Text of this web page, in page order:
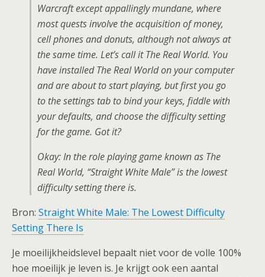
Warcraft except appallingly mundane, where
most quests involve the acquisition of money,
cell phones and donuts, although not always at
the same time. Let’s call it The Real World. You
have installed The Real World on your computer
and are about to start playing, but first you go
to the settings tab to bind your keys, fiddle with
your defaults, and choose the difficulty setting
for the game. Got it?
Okay: In the role playing game known as The
Real World, “Straight White Male” is the lowest
difficulty setting there is.
Bron: Straight White Male: The Lowest Difficulty
Setting There Is
Je moeilijkheidslevel bepaalt niet voor de volle 100%
hoe moeilijk je leven is. Je krijgt ook een aantal